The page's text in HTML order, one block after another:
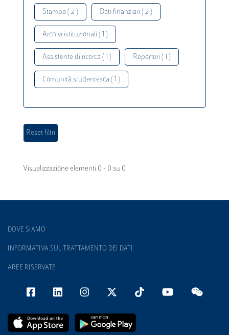
Stampa ( 2 ) Dati finanziari ( 2 )
Archivi istituzionali ( 1 )
Assistente di ricerca ( 1 ) Repertori ( 1 )
Comunità studentesca ( 1 )
Visualizzazione elementi 0 - 0 su 0
DOVE SIAMO
INFORMATIVA SUL TRATTAMENTO DEI DATI
AREE RISERVATE